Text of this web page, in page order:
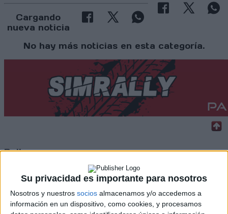
Su privacidad es importante para nosotros
Nosotros y nuestros socios almacenamos y/o accedemos a
información en un dispositivo, como cookies, y procesamos
Cargando
nueva noticia
No hay más noticias en esta categoría.
Rallyes
S-CER
ERC
CERA
CERT